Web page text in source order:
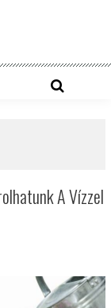
A Vízzel